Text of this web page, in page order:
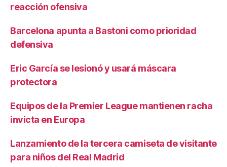
reacción ofensiva
Barcelona apunta a Bastoni como prioridad
defensiva
Eric García se lesionó y usará máscara
protectora
Equipos de la Premier League mantienen racha
invicta en Europa
Lanzamiento de la tercera camiseta de visitante
para niños del Real Madrid